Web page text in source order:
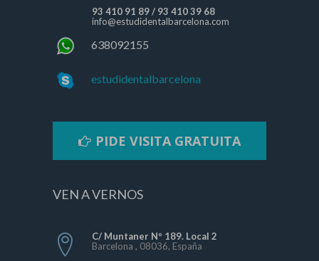
93 410 91 89/ 93 410 39 68
info@estudidentalbarcelona.com
638092155
estudidentalbarcelona
PIDE VISITA GRATUITA
VEN A VERNOS
C/ Muntaner Nº 189. Local 2
Barcelona , 08036, España